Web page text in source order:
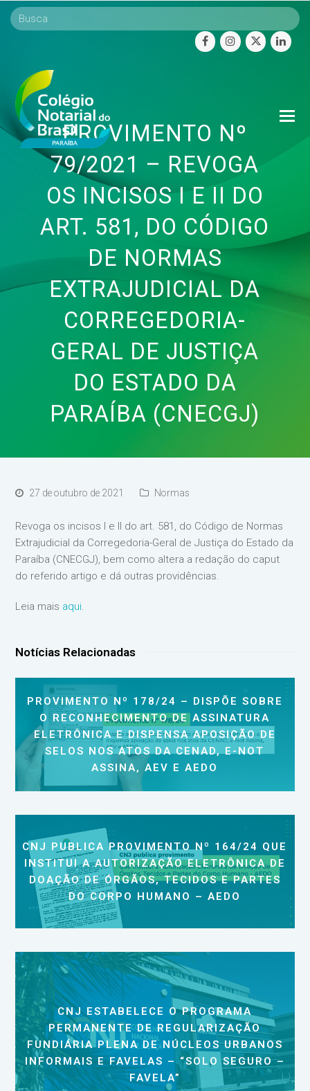
facebookinstagram
twitter
PROVIMENTO Nº
79/2021 – REVOGA
OS INCISOS I E II DO
ART. 581, DO CÓDIGO
DE NORMAS
EXTRAJUDICIAL DA
CORREGEDORIA-
GERAL DE JUSTIÇA
DO ESTADO DA
PARAÍBA (CNECGJ)
27 de outubro de 2021 Normas
Revoga os incisos I e II do art. 581, do Código de Normas
Extrajudicial da Corregedoria-Geral de Justiça do Estado da
Paraíba (CNECGJ), bem como altera a redação do caput
do referido artigo e dá outras providências.
Leia mais aqui.
Notícias Relacionadas
PROVIMENTO Nº 178/24 – DISPÕE SOBRE
O RECONHECIMENTO DE ASSINATURA
ELETRÔNICA E DISPENSA APOSIÇÃO DE
SELOS NOS ATOS DA CENAD, E-NOT
ASSINA, AEV E AEDO
CNJ PUBLICA PROVIMENTO Nº 164/24 QUE
INSTITUI A AUTORIZAÇÃO ELETRÔNICA DE
DOAÇÃO DE ÓRGÃOS, TECIDOS E PARTES
DO CORPO HUMANO – AEDO
CNJ ESTABELECE O PROGRAMA
PERMANENTE DE REGULARIZAÇÃO
FUNDIÁRIA PLENA DE NÚCLEOS URBANOS
INFORMAIS E FAVELAS – “SOLO SEGURO –
FAVELA”